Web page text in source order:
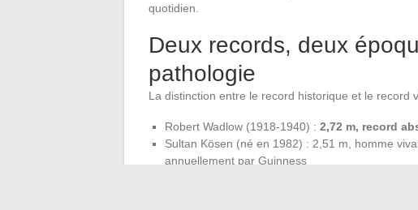
quotidien.
Deux records, deux
pathologie
La distinction entre le record historique et le record
Robert Wadlow (1918-1940) : 2,72 m, record
Sultan Kösen (né en 1982) : 2,51 m, homme
annuellement par Guinness